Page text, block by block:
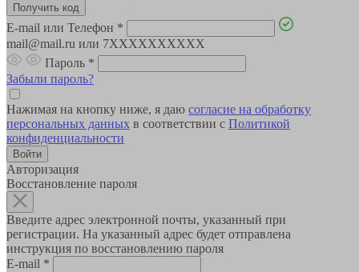
E-mail или Телефон *
mail@mail.ru или 7XXXXXXXXXX
Пароль *
Забыли пароль?
Нажимая на кнопку ниже, я даю согласие на обработку
персональных данных в соответствии с Политикой
конфиденциальности
Авторизация
Восстановление пароля
Введите адрес электронной почты, указанный при
регистрации. На указанный адрес будет отправлена
инструкция по восстановлению пароля
E-mail *